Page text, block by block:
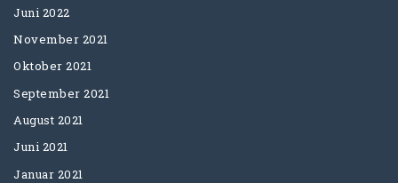
Juni 2022
November 2021
Oktober 2021
September 2021
August 2021
Juni 2021
Januar 2021